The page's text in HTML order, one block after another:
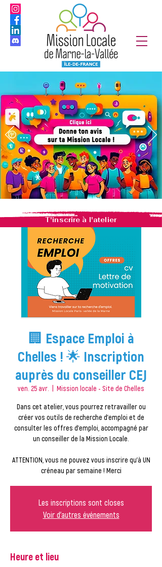
T'inscrire à l'atelier
🏢 Espace Emploi à
Chelles ! 🌟 Inscription
auprès du conseiller CEJ
ven. 25 avr. Mission locale - Site de Chelles
Dans cet atelier, vous pourrez retravailler ou
créer vos outils de recherche d'emploi et de
consulter les offres d'emploi, accompagné par
un conseiller de la Mission Locale.
ATTENTION, vous ne pouvez vous inscrire qu'à UN
créneau par semaine ! Merci
Les inscriptions sont closes
Voir d'autres événements
Heure et lieu